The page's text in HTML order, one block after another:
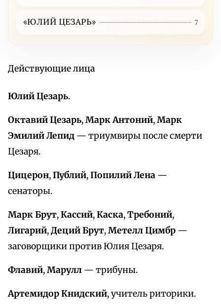
«ЮЛИЙ ЦЕЗАРЬ» 7
Действующие лица
Юлий Цезарь.
Октавий Цезарь,Марк Антоний,Марк
Эмилий Лепид — триумвиры после смерти
Цезаря.
Цицерон,Публий,Попилий Лена —
сенаторы.
Марк Брут,Кассий,Каска,Требоний,
Лигарий,Деций Брут,Метелл Цимбр —
заговорщики против Юлия Цезаря.
Флавий,Марулл — трибуны.
Артемидор Книдский, учитель риторики.